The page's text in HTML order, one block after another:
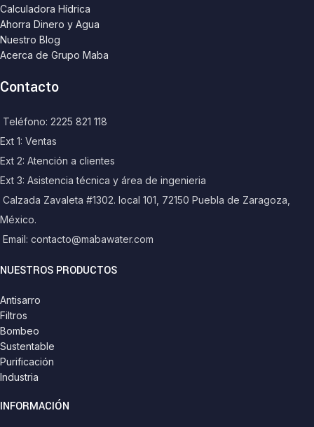
Calculadora Hídrica
Ahorra Dinero y Agua
Nuestro Blog
Acerca de Grupo Maba
Contacto
Teléfono: 2225 821 118
Ext 1: Ventas
Ext 2: Atención a clientes
Ext 3: Asistencia técnica y área de ingenieria
Calzada Zavaleta #1302. local 101, 72150 Puebla de Zaragoza,
México.
Email: contacto@mabawater.com
NUESTROS PRODUCTOS
Antisarro
Filtros
Bombeo
Sustentable
Purificación
Industria
INFORMACIÓN